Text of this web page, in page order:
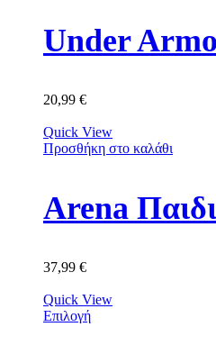
Under
20,99 €
Quick View
Προσθήκη στο καλάθι
Arena
37,99 €
Quick View
Επιλογή